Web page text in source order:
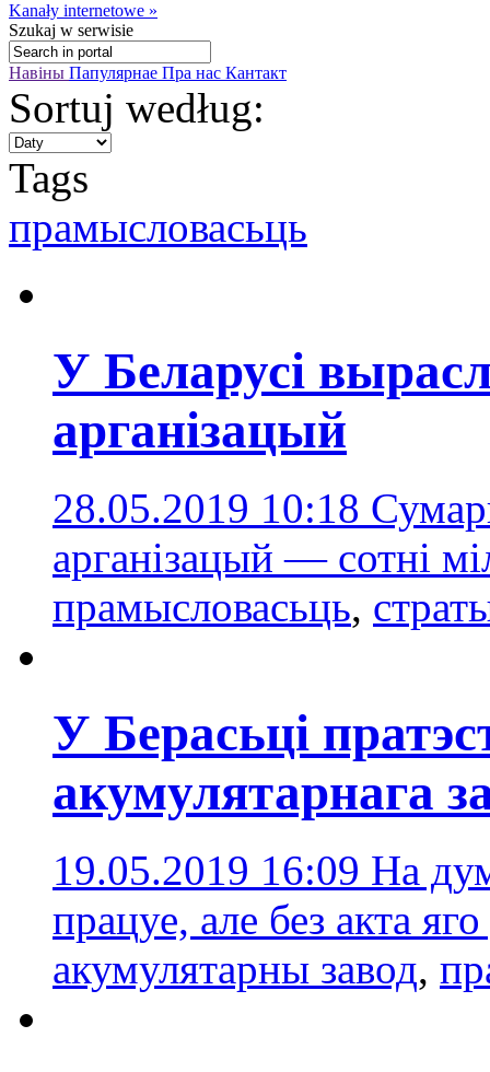
Kanały internetowe »
Szukaj w serwisie
Навіны Папулярнае Пра нас Кантакт
Sortuj według:
Tags
прамысловасьць
У Беларусі
арганізацый
28.05.2019 10:18
арганізацый — сотні
прамысловасьць,
У Берасьці
акумулятарнага
19.05.2019 16:09 На
працуе, але без акта
акумулятарны завод,